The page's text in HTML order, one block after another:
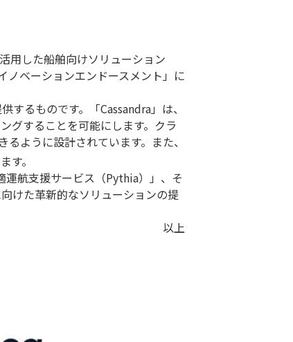
用した船舶向けソリューション
ノベーションエンドースメント」に
るものです。「Cassandra」は、
グすることを可能にします。クラ
ように設計されています。また、
す。
運航支援サービス（Pythia）」、そ
けた革新的なソリューションの提
以上